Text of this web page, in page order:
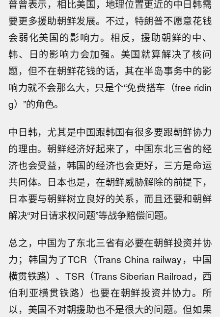
普曾表示，相比美国，地理位置更近的中日韩需
要更多援助朝鲜发展。不过，特朗普不愿意花钱
会弱化美国的影响力。相反，援助朝鲜的中、
韩、日的影响力会加强。美国就算解决了核问
题，但不在朝鲜花钱的话，其在半岛事务中的影
响力就不会那么大，只是个“免费搭车（free ridin
g）”的角色。
中日韩，尤其是中国跟韩国有很多要跟朝鲜协力
的理由。朝鲜经济好起来了，中国东北三省的经
济也会受益，韩国的经济也会更好，三方是命运
共同体。日本也是，在朝鲜威胁解除的前提下，
日本要与朝鲜树立良好的关系，而且还要和朝鲜
解决“对日请求权问题”等战争赔偿问题。
总之，中国为了东北三省有必要在朝鲜投资并协
力；韩国为了TCR（Trans China railway，中国
横贯铁路）、TSR（Trans Siberian Railroad，西
伯利亚横贯铁路）也要在朝鲜投资并协力。所
以，美国不对朝援助也不是很大的问题。但如果